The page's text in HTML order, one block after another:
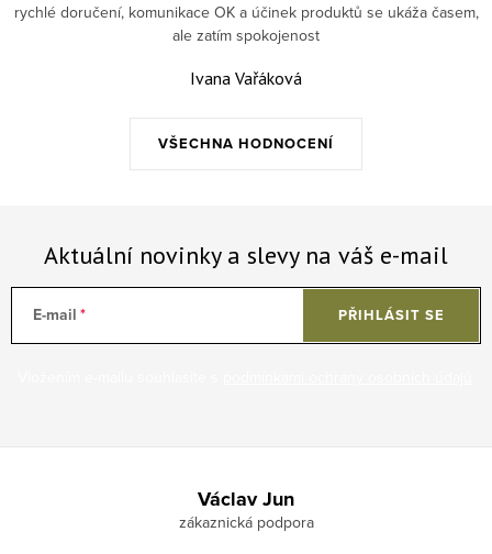
VŠECHNA HODNOCENÍ
rychlé doručení, komunikace OK a účinek produktů se ukáža časem,
ale zatím spokojenost
Ivana Vařáková
Aktuální novinky a slevy na váš e-mail
E-mail PŘIHLÁSIT SE
Václav Jun